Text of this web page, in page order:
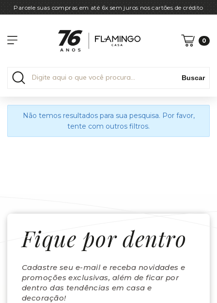
Parcele suas compras em até 6x sem juros nos cartões de crédito
0
Buscar
Não temos resultados para sua pesquisa. Por favor,
tente com outros filtros.
Fique por dentro
Cadastre seu e-mail e receba novidades e
promoções exclusivas, além de ficar por
dentro das tendências em casa e
decoração!